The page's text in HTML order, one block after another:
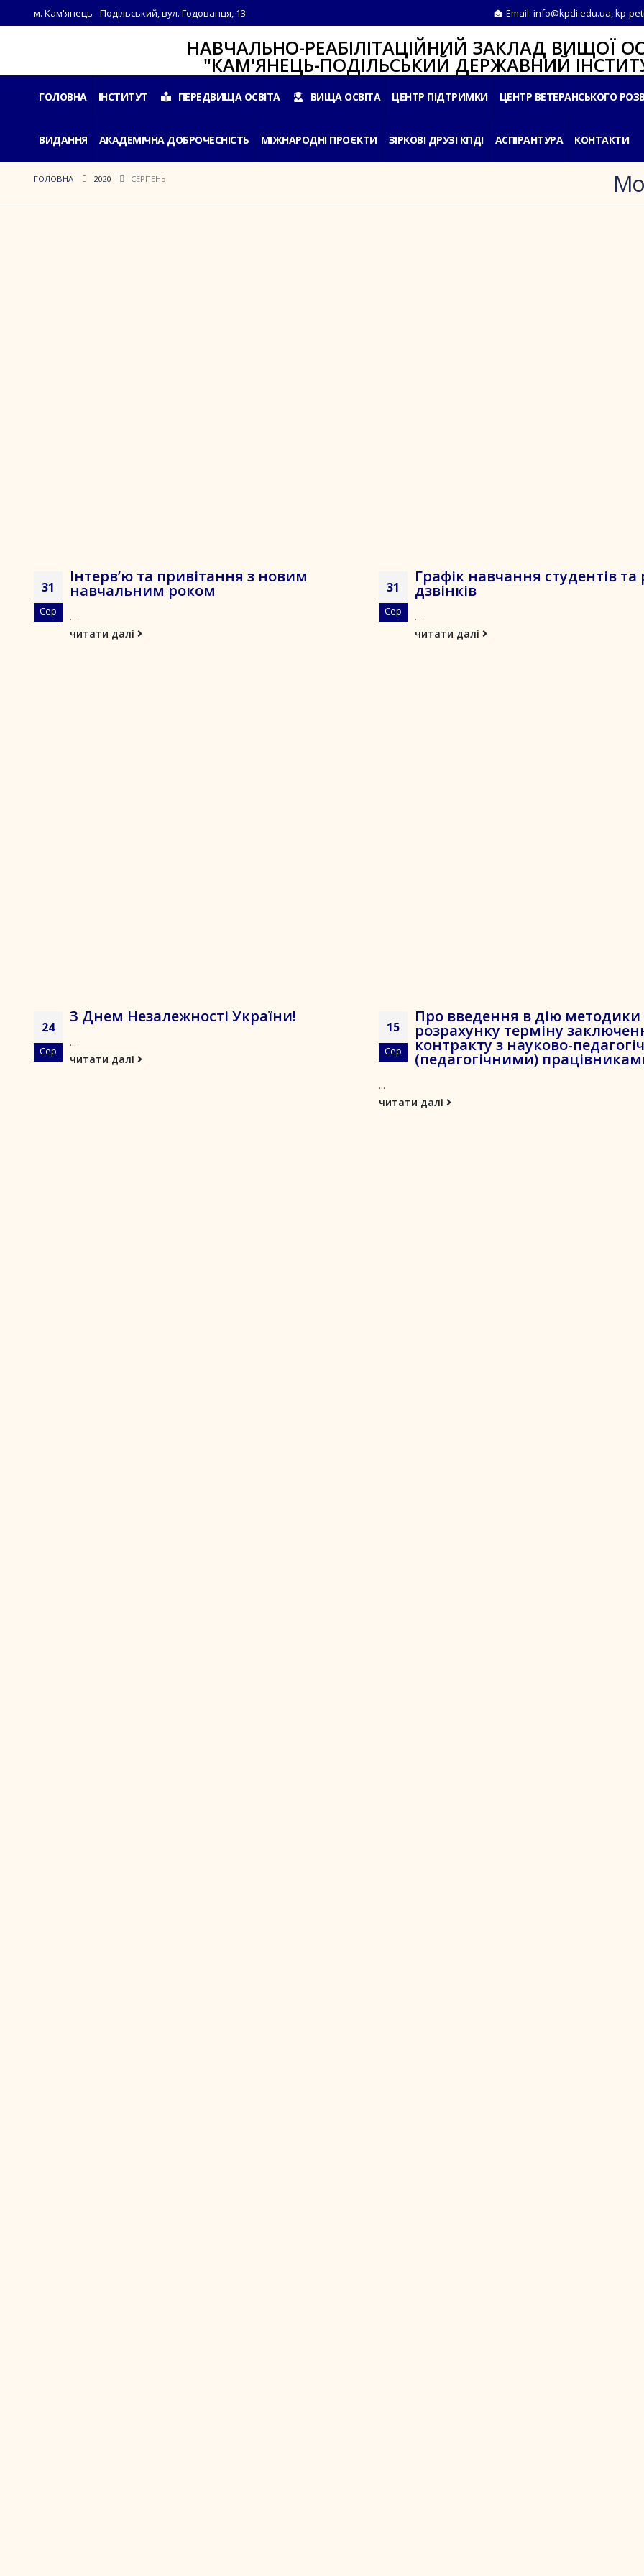
м. Кам'янець - Подільський, вул. Годованця, 13 Email: info@kpdi.edu.ua,kp-
НАВЧАЛЬНО-РЕАБІЛІТАЦІЙНИЙ ЗАКЛАД ВИЩОЇ
"КАМ'ЯНЕЦЬ-ПОДІЛЬСЬКИЙ ДЕРЖАВНИЙ
ГОЛОВНА ІНСТИТУТ ПЕРЕДВИЩА ОСВІТА ВИЩА ОСВІТА ЦЕНТР ПІДТРИМКИ ЦЕНТР ВЕТЕРАНСЬКОГО
ВИДАННЯ АКАДЕМІЧНА ДОБРОЧЕСНІСТЬ МІЖНАРОДНІ ПРОЄКТИ ЗІРКОВІ ДРУЗІ КПДІ АСПІРАНТУРА КОНТАКТИ
ГОЛОВНА 2020 СЕРПЕНЬ
31
Сер
Інтерв’ю та привітання з новим
навчальним роком
...
читати далі
31
Сер
Графік навчання студентів та
дзвінків
...
читати далі
24
Сер
З Днем Незалежності України!
...
читати далі
15
Сер
Про введення в дію методики
розрахунку терміну
контракту з науково-
(педагогічними)
...
читати далі